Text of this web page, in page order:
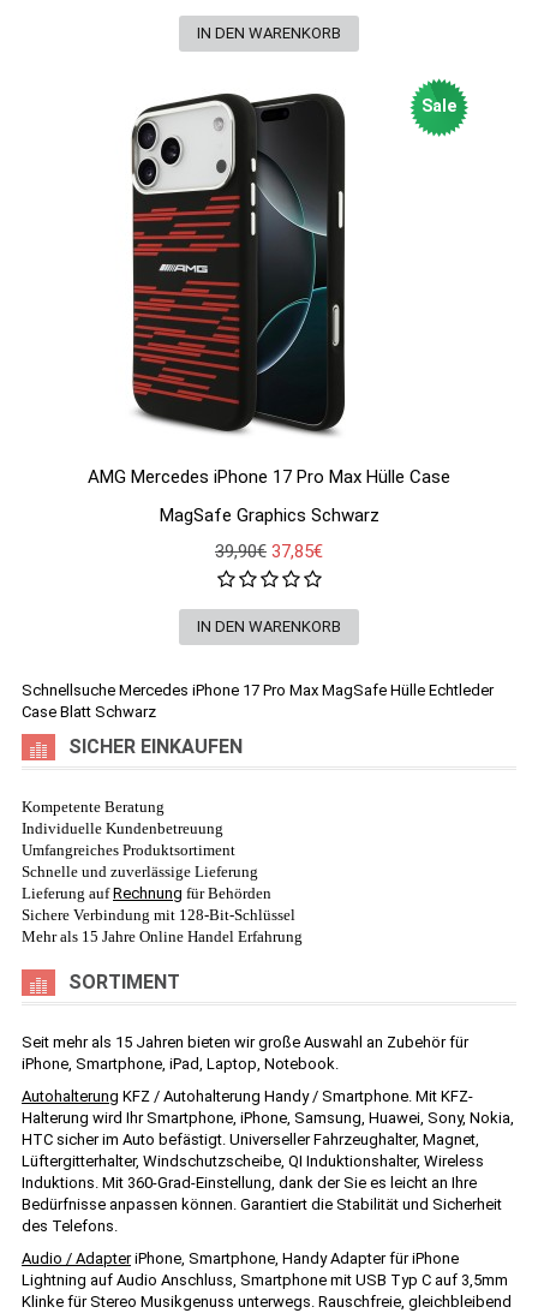
Sale
AMG Mercedes iPhone 17 Pro Max Hülle Case
MagSafe Graphics Schwarz
39,90€ 37,85€
Schnellsuche Mercedes iPhone 17 Pro Max MagSafe Hülle Echtleder
Case Blatt Schwarz
SICHER EINKAUFEN
Kompetente Beratung
Individuelle Kundenbetreuung
Umfangreiches Produktsortiment
Schnelle und zuverlässige Lieferung
Lieferung aufRechnung für Behörden
Sichere Verbindung mit 128-Bit-Schlüssel
Mehr als 15 Jahre Online Handel Erfahrung
SORTIMENT
Seit mehr als 15 Jahren bieten wir große Auswahl an Zubehör für
iPhone, Smartphone, iPad, Laptop, Notebook.
Autohalterung KFZ / Autohalterung Handy / Smartphone. Mit KFZ-
Halterung wird Ihr Smartphone, iPhone, Samsung, Huawei, Sony, Nokia,
HTC sicher im Auto befästigt. Universeller Fahrzeughalter, Magnet,
Lüftergitterhalter, Windschutzscheibe, QI Induktionshalter, Wireless
Induktions. Mit 360-Grad-Einstellung, dank der Sie es leicht an Ihre
Bedürfnisse anpassen können. Garantiert die Stabilität und Sicherheit
des Telefons.
Audio / AdapteriPhone, Smartphone, Handy Adapter für iPhone
Lightning auf Audio Anschluss, Smartphone mit USB Typ C auf 3,5mm
Klinke für Stereo Musikgenuss unterwegs. Rauschfreie, gleichbleibend